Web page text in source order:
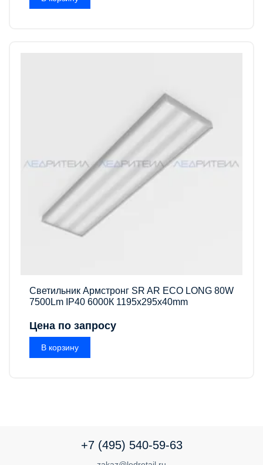
Светильник Армстронг SR AR ECO LONG 80W
7500Lm IP40 6000К 1195x295x40mm
Цена по запросу
В корзину
+7 (495) 540-59-63